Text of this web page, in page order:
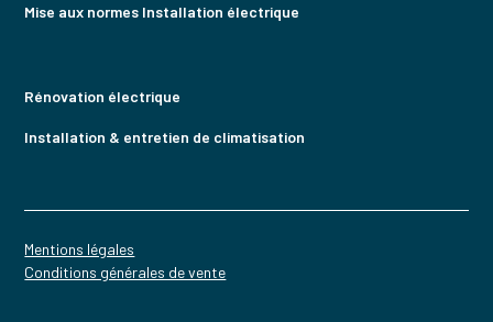
Mise aux normes Installation électrique
Rénovation électrique
Installation & entretien de climatisation
Mentions légales
Conditions générales de vente